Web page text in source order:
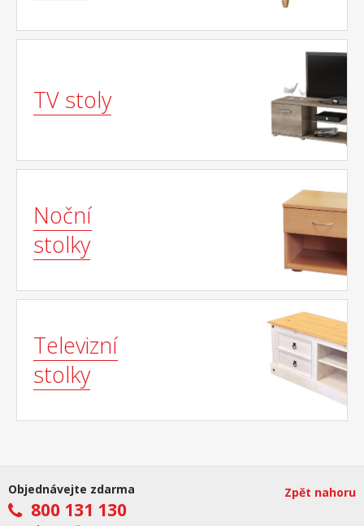
TV stoly
Noční
stolky
Televizní
stolky
Objednávejte zdarma
800 131 130
Zpět nahoru